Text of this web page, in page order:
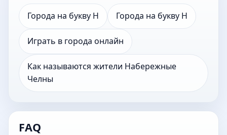
Города на букву Н Города на букву Н
Играть в города онлайн
Как называются жители Набережные
Челны
FAQ